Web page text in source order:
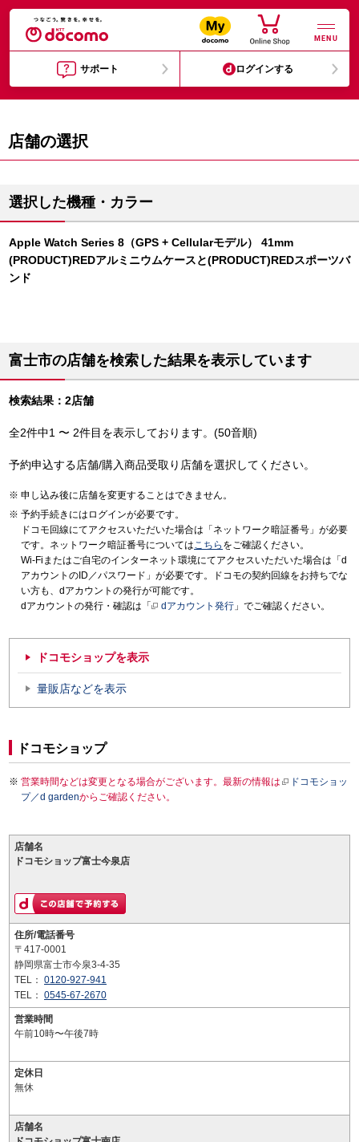
MENU
サポート ログインする
店舗の選択
選択した機種・カラー
Apple Watch Series 8（GPS + Cellularモデル） 41mm
(PRODUCT)REDアルミニウムケースと(PRODUCT)REDスポーツバ
ンド
富士市の店舗を検索した結果を表示しています
検索結果：2店舗
全2件中1 〜 2件目を表示しております。(50音順)
予約申込する店舗/購入商品受取り店舗を選択してください。
申し込み後に店舗を変更することはできません。
予約手続きにはログインが必要です。
ドコモ回線にてアクセスいただいた場合は「ネットワーク暗証番号」が必要
です。ネットワーク暗証番号についてはこちら をご確認ください。
Wi-Fiまたはご自宅のインターネット環境にてアクセスいただいた場合は「d
アカウントのID／パスワード」が必要です。ドコモの契約回線をお持ちでな
い方も、dアカウントの発行が可能です。
dアカウントの発行・確認は「
dアカウント発行 」でご確認ください。
ドコモショップを表示
量販店などを表示
ドコモショップ
営業時間などは変更となる場合がございます。最新の情報は
ドコモショッ
プ／d gardenからご確認ください。
店舗名
ドコモショップ富士今泉店
住所/電話番号
〒417-0001
静岡県富士市今泉3-4-35
TEL： 0120-927-941
TEL： 0545-67-2670
営業時間
午前10時〜午後7時
定休日
無休
店舗名